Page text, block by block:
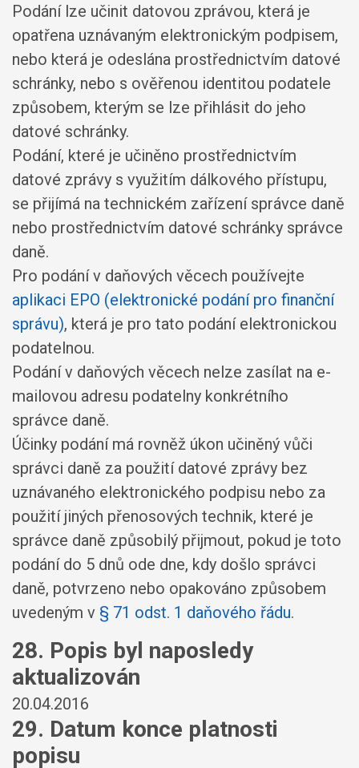
Podání lze učinit datovou zprávou, která je
opatřena uznávaným elektronickým podpisem,
nebo která je odeslána prostřednictvím datové
schránky, nebo s ověřenou identitou podatele
způsobem, kterým se lze přihlásit do jeho
datové schránky.
Podání, které je učiněno prostřednictvím
datové zprávy s využitím dálkového přístupu,
se přijímá na technickém zařízení správce daně
nebo prostřednictvím datové schránky správce
daně.
Pro podání v daňových věcech používejte
aplikaci EPO (elektronické podání pro finanční
správu), která je pro tato podání elektronickou
podatelnou.
Podání v daňových věcech nelze zasílat na e-
mailovou adresu podatelny konkrétního
správce daně.
Účinky podání má rovněž úkon učiněný vůči
správci daně za použití datové zprávy bez
uznávaného elektronického podpisu nebo za
použití jiných přenosových technik, které je
správce daně způsobilý přijmout, pokud je toto
podání do 5 dnů ode dne, kdy došlo správci
daně, potvrzeno nebo opakováno způsobem
uvedeným v § 71 odst. 1 daňového řádu.
28. Popis byl naposledy
aktualizován
20.04.2016
29. Datum konce platnosti
popisu